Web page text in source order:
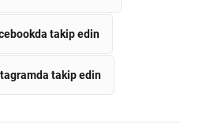
takip edin
takip edin